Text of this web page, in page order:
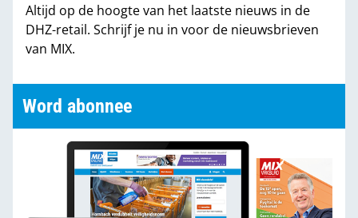
Partners
Altijd op de hoogte van het laatste nieuws in de
DHZ-retail. Schrijf je nu in voor de nieuwsbrieven
van MIX.
Word abonnee